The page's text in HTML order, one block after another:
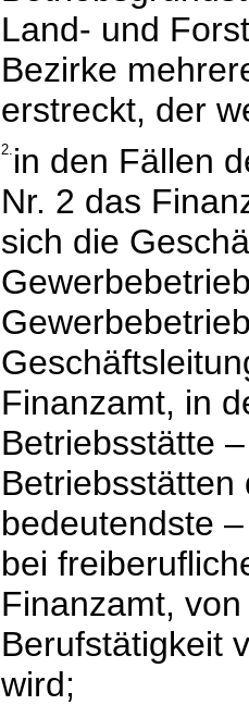
Land- und
Bezirke
erstreckt, der
2. in den Fällen
Nr. 2 das
sich die
Finanzamt, in
Betriebsstätte
Betriebsstätten
bedeutendste
bei
Finanzamt,
Berufstätigkeit
wird;